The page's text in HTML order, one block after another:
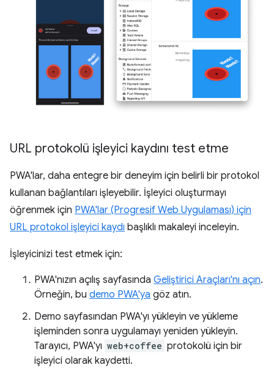
URL protokolü işleyici kaydını test etme
PWA'lar, daha entegre bir deneyim için belirli bir protokol
kullanan bağlantıları işleyebilir. İşleyici oluşturmayı
öğrenmek için PWA'lar (Progresif Web Uygulaması) için
URL protokol işleyici kaydı başlıklı makaleyi inceleyin.
İşleyicinizi test etmek için:
PWA'nızın açılış sayfasında Geliştirici Araçları'nı açın.
Örneğin, bu demo PWA'ya göz atın.
Demo sayfasından PWA'yı yükleyin ve yükleme
işleminden sonra uygulamayı yeniden yükleyin.
Tarayıcı, PWA'yı web+coffee protokolü için bir
işleyici olarak kaydetti.